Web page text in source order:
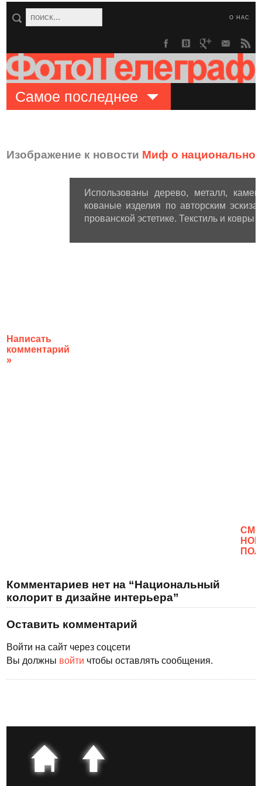
О НАС
Самое последнее
Изображение к новости Миф о
Написать
комментарий
»
Использованы дерево, металл,
кованые изделия по авторским
прованской эстетике. Текстиль и
Комментариев нет на “Национальный
колорит в дизайне интерьера”
Оставить комментарий
Войти на сайт через соцсети
Вы должны войти чтобы оставлять сообщения.